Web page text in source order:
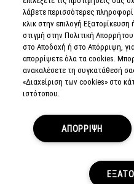
ΓΙΑ
ΤΟΥ
© MAKE-UP
ALL
λάβετε περισσότερες
κλικ στην επιλογή
στιγμή στην Πολιτική
στο Αποδοχή ή στο Απόρριψη,
απορρίψετε όλα τα cookies.
ανακαλέσετε τη συγκατάθεσή
«Διαχείριση των cookies» στο
ιστότοπου.
ΑΠΟΡΡΙΨΗ